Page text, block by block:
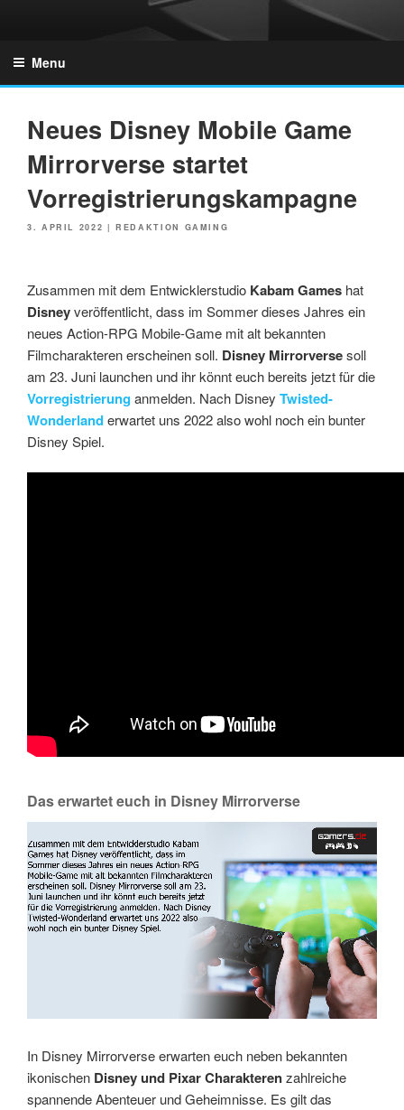
Menu
Neues Disney Mobile Game
Mirrorverse startet
Vorregistrierungskampagne
POSTED
3. APRIL 2022 |REDAKTION GAMING
Zusammen mit dem Entwicklerstudio Kabam Games hat
Disneyveröffentlicht, dass im Sommer dieses Jahres ein
neues Action-RPG Mobile-Game mit alt bekannten
Filmcharakteren erscheinen soll. Disney Mirrorversesoll
am 23. Juni launchen und ihr könnt euch bereits jetzt für die
Vorregistrierunganmelden. Nach Disney Twisted-
Wonderlanderwartet uns 2022 also wohl noch ein bunter
Disney Spiel.
Das erwartet euch in Disney Mirrorverse
In Disney Mirrorverse erwarten euch neben bekannten
ikonischen Disney und Pixar Charakterenzahlreiche
spannende Abenteuer und Geheimnisse. Es gilt das